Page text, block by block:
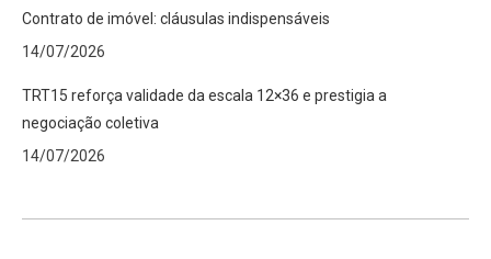
Contrato de imóvel: cláusulas indispensáveis
14/07/2026
TRT15 reforça validade da escala 12×36 e prestigia a
negociação coletiva
14/07/2026